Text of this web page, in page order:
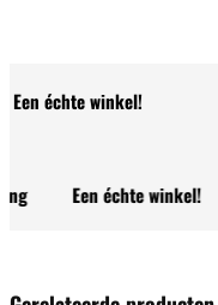
Een échte winkel!
Een échte winkel!